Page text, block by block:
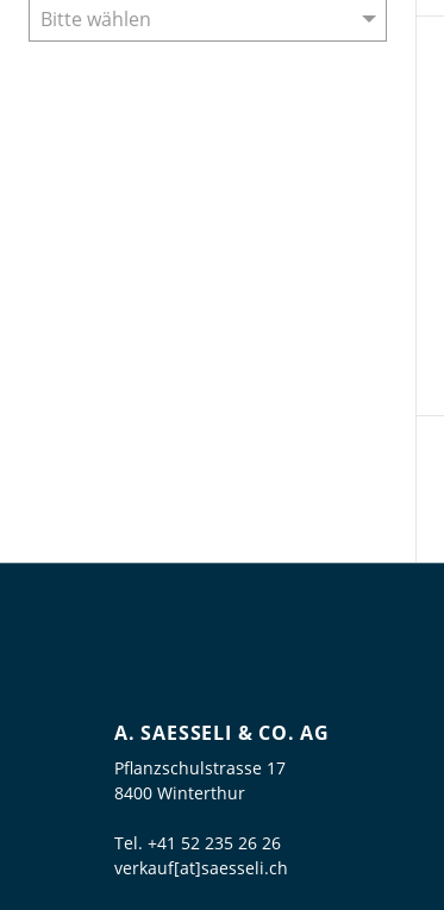
A. SAESSELI & CO. AG
Pflanzschulstrasse 17
8400 Winterthur
Tel. +41 52 235 26 26
verkauf[at]saesseli.ch